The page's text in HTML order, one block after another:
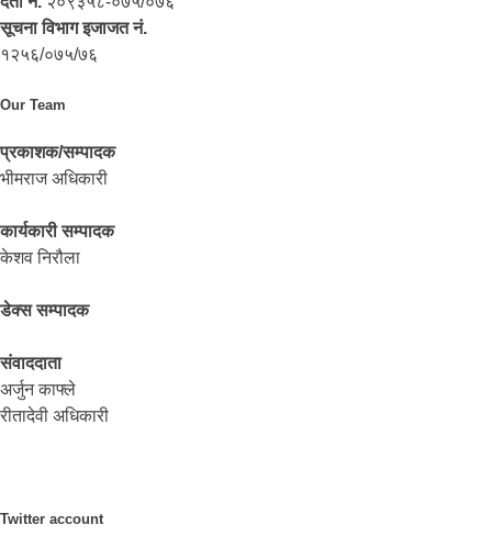
सूचना विभाग इजाजत नं.
१२५६/०७५/७६
Our Team
प्रकाशक/सम्पादक
भीमराज अधिकारी
कार्यकारी सम्पादक
केशव निरौला
डेक्स सम्पादक
संवाददाता
अर्जुन काफ्ले
रीतादेवी अधिकारी
Twitter account